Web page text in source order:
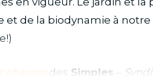
de la biodynamie à
charges des Simples